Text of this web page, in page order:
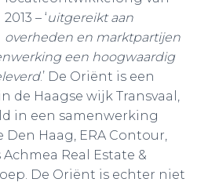
2013 – ‘uitgereikt aan
overheden en marktpartijen
een hoogwaardig
.’ De Oriënt is een
de Haagse wijk Transvaal,
in een samenwerking
Haag, ERA Contour,
Real Estate &
De Oriënt is echter niet